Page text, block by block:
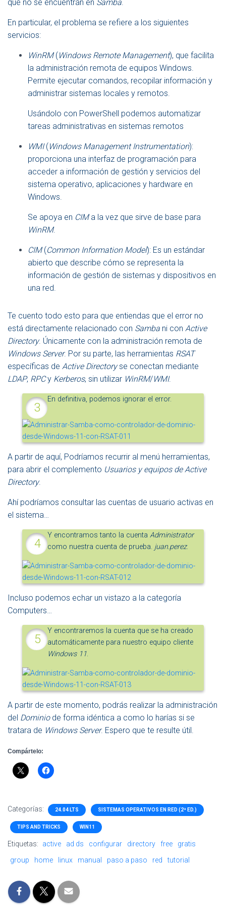
que no se encuentran en Samba.
En particular, el problema se refiere a los siguientes
servicios:
WinRM(Windows Remote Management), que facilita
la administración remota de equipos Windows.
Permite ejecutar comandos, recopilar información y
administrar sistemas locales y remotos.
Usándolo con PowerShell podemos automatizar
tareas administrativas en sistemas remotos
WMI(Windows Management Instrumentation):
proporciona una interfaz de programación para
acceder a información de gestión y servicios del
sistema operativo, aplicaciones y hardware en
Windows.
Se apoya en CIMa la vez que sirve de base para
WinRM.
CIM(Common Information Model): Es un estándar
abierto que describe cómo se representa la
información de gestión de sistemas y dispositivos en
una red.
Te cuento todo esto para que entiendas que el error no
está directamente relacionado con Samba ni con Active
Directory. Únicamente con la administración remota de
Windows Server. Por su parte, las herramientas RSAT
específicas de Active Directoryse conectan mediante
LDAP, RPCy Kerberos, sin utilizar WinRM/WMI.
En definitiva, podemos ignorar el error.
A partir de aquí, Podríamos recurrir al menú herramientas,
para abrir el complemento Usuarios y equipos de Active
Directory.
Ahí podríamos consultar las cuentas de usuario activas en
el sistema…
Y encontramos tanto la cuentaAdministrator
como nuestra cuenta de prueba. juan.perez.
Incluso podemos echar un vistazo a la categoría
Computers…
Y encontraremos la cuenta que se ha creado
automáticamente para nuestro equipo cliente
Windows 11.
A partir de este momento, podrás realizar la administración
del Dominiode forma idéntica a como lo harías si se
tratara de Windows Server. Espero que te resulte útil.
Compártelo:
Categorías: 24.04 LTS SISTEMAS OPERATIVOS EN RED (2ª ED.)
TIPS AND TRICKS WIN11
Etiquetas: active ad ds configurar directory free
gratis
group
home linux manual paso a paso red tutorial